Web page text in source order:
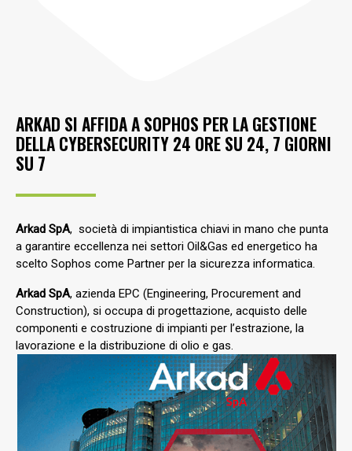
ARKAD SI AFFIDA A SOPHOS PER LA GESTIONE
DELLA CYBERSECURITY 24 ORE SU 24, 7 GIORNI
SU 7
Arkad SpA, società di impiantistica chiavi in mano che punta
a garantire eccellenza nei settori Oil&Gas ed energetico ha
scelto Sophos come Partner per la sicurezza informatica.
Arkad SpA, azienda EPC (Engineering, Procurement and
Construction), si occupa di progettazione, acquisto delle
componenti e costruzione di impianti per l’estrazione, la
lavorazione e la distribuzione di olio e gas.